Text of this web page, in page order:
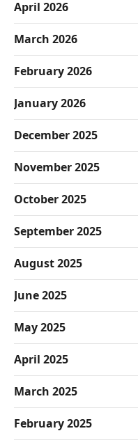
April 2026
March 2026
February 2026
January 2026
December 2025
November 2025
October 2025
September 2025
August 2025
June 2025
May 2025
April 2025
March 2025
February 2025